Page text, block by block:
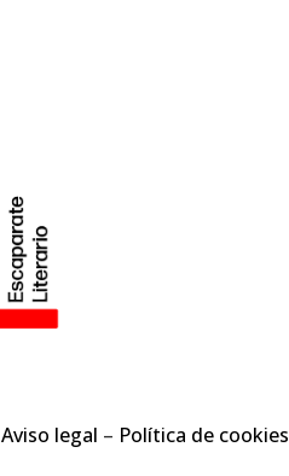
Aviso legal – Política de cookies